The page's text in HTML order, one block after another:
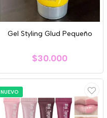
Gel Styling Glud Pequeño
$30.000
NUEVO